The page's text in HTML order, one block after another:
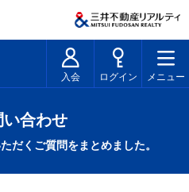
入会 ログイン メニュー
い合わせ
だくご質問をまとめました。